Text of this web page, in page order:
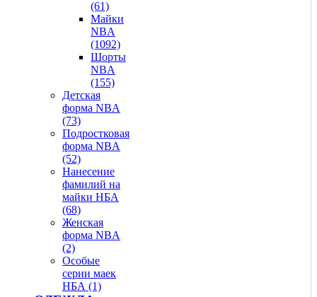
(61)
Майки
NBA
(1092)
Шорты
NBA
(155)
Детская
форма NBA
(73)
Подростковая
форма NBA
(52)
Нанесение
фамилий на
майки НБА
(68)
Женская
форма NBA
(2)
Особые
серии маек
НБА (1)